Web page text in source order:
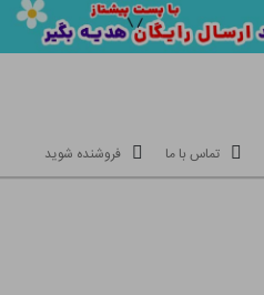
تماس با ما فروشنده شوید